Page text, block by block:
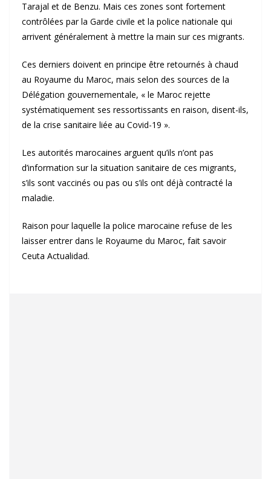
Tarajal et de Benzu. Mais ces zones sont fortement
contrôlées par la Garde civile et la police nationale qui
arrivent généralement à mettre la main sur ces migrants.
Ces derniers doivent en principe être retournés à chaud
au Royaume du Maroc, mais selon des sources de la
Délégation gouvernementale, « le Maroc rejette
systématiquement ses ressortissants en raison, disent-ils,
de la crise sanitaire liée au Covid-19 ».
Les autorités marocaines arguent qu’ils n’ont pas
d’information sur la situation sanitaire de ces migrants,
s’ils sont vaccinés ou pas ou s’ils ont déjà contracté la
maladie.
Raison pour laquelle la police marocaine refuse de les
laisser entrer dans le Royaume du Maroc, fait savoir
Ceuta Actualidad.